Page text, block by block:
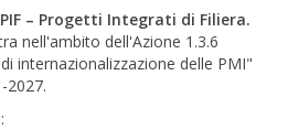
PIF – Progetti Integrati di Filiera.
nell'ambito dell'Azione 1.3.6
internazionalizzazione delle PMI"
2027.